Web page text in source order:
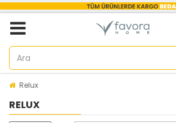
Relux
RELUX